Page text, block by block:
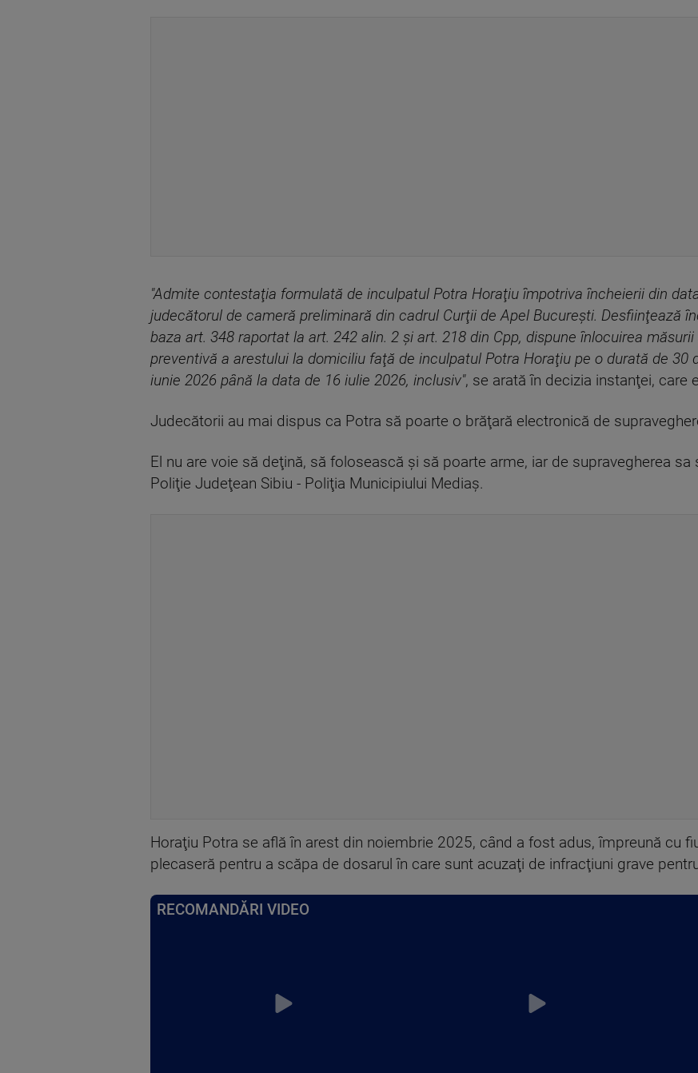
"Admite contestaţia formulată de inculpatul Potra Horaţiu împotriva încheierii din
judecătorul de cameră preliminară din cadrul Curţii de Apel Bucureşti. Desfiinţează
baza art. 348 raportat la art. 242 alin. 2 şi art. 218 din Cpp, dispune înlocuirea
preventivă a arestului la domiciliu faţă de inculpatul Potra Horaţiu pe o durată de 30
iunie 2026 până la data de 16 iulie 2026, inclusiv", se arată în decizia instanţei, care
Judecătorii au mai dispus ca Potra să poarte o brăţară electronică de
El nu are voie să deţină, să folosească şi să poarte arme, iar de supravegherea
Poliţie Judeţean Sibiu - Poliţia Municipiului Mediaş.
Horaţiu Potra se află în arest din noiembrie 2025, când a fost adus, împreună cu
plecaseră pentru a scăpa de dosarul în care sunt acuzaţi de infracţiuni grave
RECOMANDĂRI VIDEO